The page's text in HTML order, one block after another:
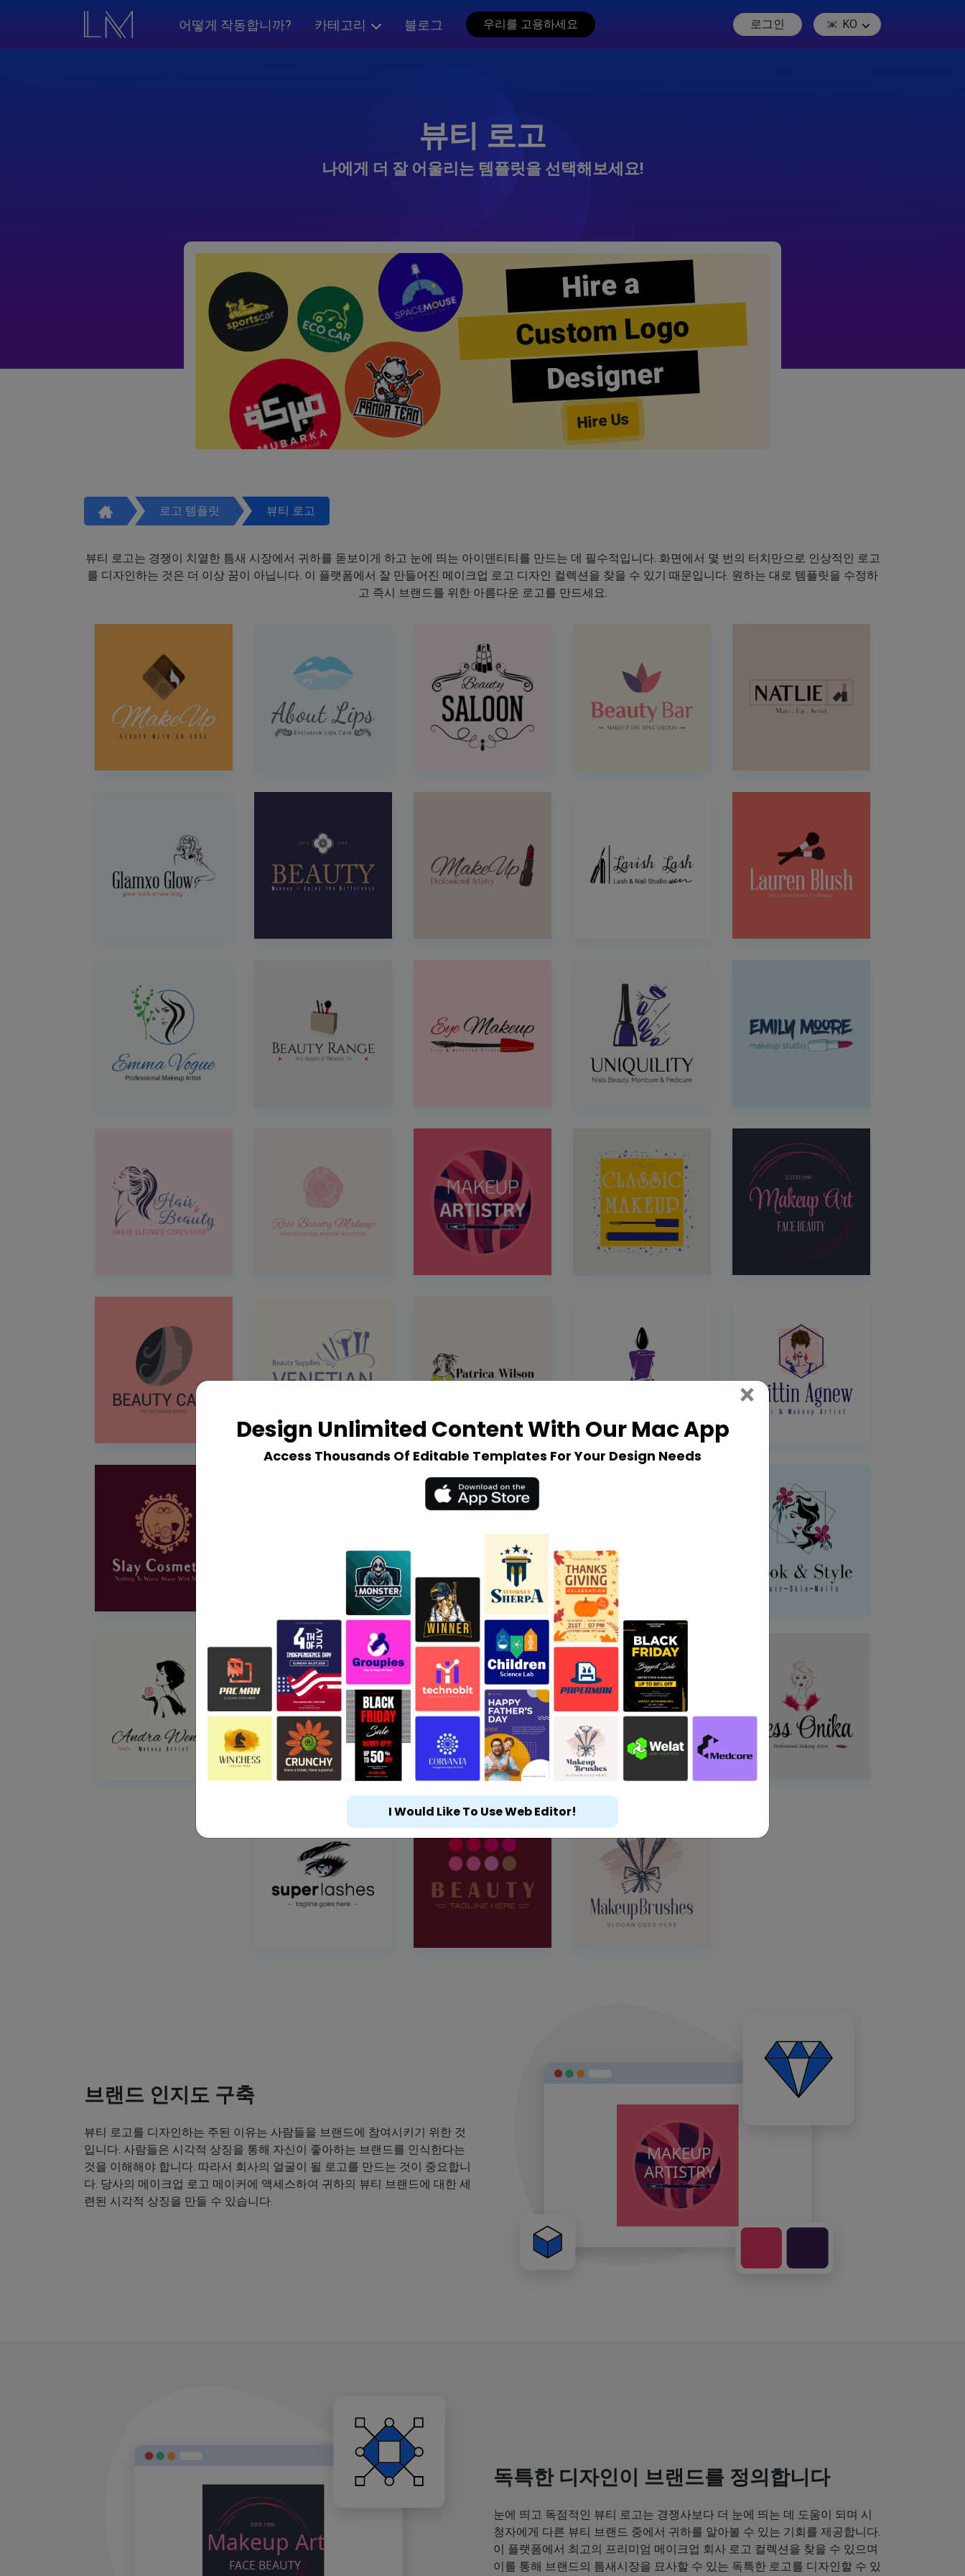
어떻게 작동합니까? 카테고리 블로그 우리를 고용하세요 로그인 KO
뷰티 로고
나에게 더 잘 어울리는 템플릿을 선택해보세요!
Hire a
Custom Logo
Designer
Hire Us
로고 템플릿 뷰티 로고
뷰티 로고는 경쟁이 치열한 틈새 시장에서 귀하를 돋보이게 하고 눈에 띄는 아이덴티티를 만드는 데 필수적입니다. 화면에서 몇 번의 터치만으로 인상적인 로고
를 디자인하는 것은 더 이상 꿈이 아닙니다. 이 플랫폼에서 잘 만들어진 메이크업 로고 디자인 컬렉션을 찾을 수 있기 때문입니다. 원하는 대로 템플릿을 수정하
고 즉시 브랜드를 위한 아름다운 로고를 만드세요.
브랜드 인지도 구축
뷰티 로고를 디자인하는 주된 이유는 사람들을 브랜드에 참여시키기 위한 것
입니다. 사람들은 시각적 상징을 통해 자신이 좋아하는 브랜드를 인식한다는
것을 이해해야 합니다. 따라서 회사의 얼굴이 될 로고를 만드는 것이 중요합니
다. 당사의 메이크업 로고 메이커에 액세스하여 귀하의 뷰티 브랜드에 대한 세
련된 시각적 상징을 만들 수 있습니다.
독특한 디자인이 브랜드를 정의합니다
눈에 띄고 독점적인 뷰티 로고는 경쟁사보다 더 눈에 띄는 데 도움이 되며 시
청자에게 다른 뷰티 브랜드 중에서 귀하를 알아볼 수 있는 기회를 제공합니다.
이 플랫폼에서 최고의 프리미엄 메이크업 회사 로고 컬렉션을 찾을 수 있으며
이를 통해 브랜드의 틈새시장을 묘사할 수 있는 독특한 로고를 디자인할 수 있
Design Unlimited Content With Our Mac App
Access Thousands Of Editable Templates For Your Design Needs
× Close
I Would Like To Use Web Editor!